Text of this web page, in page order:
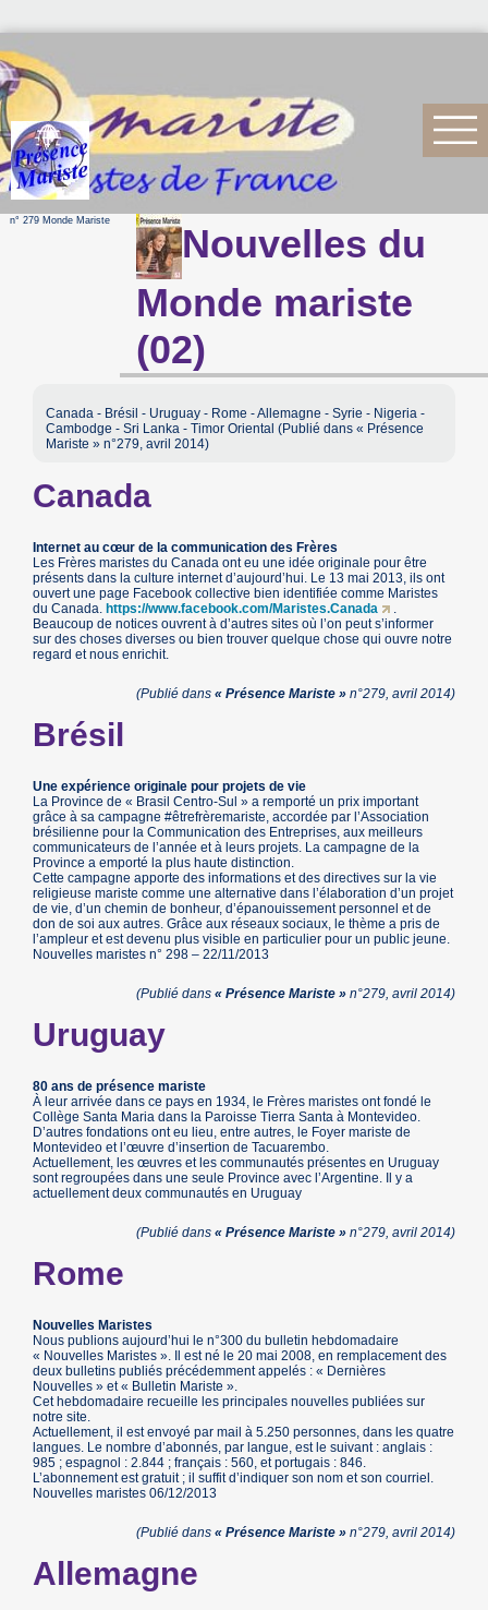
n° 279 Monde Mariste
Nouvelles du
Monde mariste
(02)
Canada - Brésil - Uruguay - Rome - Allemagne - Syrie - Nigeria -
Cambodge - Sri Lanka - Timor Oriental (Publié dans « Présence
Mariste » n°279, avril 2014)
Canada
Internet au cœur de la communication des Frères
Les Frères maristes du Canada ont eu une idée originale pour être
présents dans la culture internet d’aujourd’hui. Le 13 mai 2013, ils ont
ouvert une page Facebook collective bien identifiée comme Maristes
du Canada.https://www.facebook.com/Maristes.Canada
Beaucoup de notices ouvrent à d’autres sites où l’on peut s’informer
sur des choses diverses ou bien trouver quelque chose qui ouvre notre
regard et nous enrichit.
(Publié dans « Présence Mariste »n°279, avril 2014)
Brésil
Une expérience originale pour projets de vie
La Province de « Brasil Centro-Sul » a remporté un prix important
grâce à sa campagne #êtrefrèremariste, accordée par l’Association
brésilienne pour la Communication des Entreprises, aux meilleurs
communicateurs de l’année et à leurs projets. La campagne de la
Province a emporté la plus haute distinction.
Cette campagne apporte des informations et des directives sur la vie
religieuse mariste comme une alternative dans l’élaboration d’un projet
de vie, d’un chemin de bonheur, d’épanouissement personnel et de
don de soi aux autres. Grâce aux réseaux sociaux, le thème a pris de
l’ampleur et est devenu plus visible en particulier pour un public jeune.
Nouvelles maristes n° 298 – 22/11/2013
(Publié dans « Présence Mariste »n°279, avril 2014)
Uruguay
80 ans de présence mariste
À leur arrivée dans ce pays en 1934, le Frères maristes ont fondé le
Collège Santa Maria dans la Paroisse Tierra Santa à Montevideo.
D’autres fondations ont eu lieu, entre autres, le Foyer mariste de
Montevideo et l’œuvre d’insertion de Tacuarembo.
Actuellement, les œuvres et les communautés présentes en Uruguay
sont regroupées dans une seule Province avec l’Argentine. Il y a
actuellement deux communautés en Uruguay
(Publié dans « Présence Mariste »n°279, avril 2014)
Rome
Nouvelles Maristes
Nous publions aujourd’hui le n°300 du bulletin hebdomadaire
« Nouvelles Maristes ». Il est né le 20 mai 2008, en remplacement des
deux bulletins publiés précédemment appelés : « Dernières
Nouvelles » et « Bulletin Mariste ».
Cet hebdomadaire recueille les principales nouvelles publiées sur
notre site.
Actuellement, il est envoyé par mail à 5.250 personnes, dans les quatre
langues. Le nombre d’abonnés, par langue, est le suivant : anglais :
985 ; espagnol : 2.844 ; français : 560, et portugais : 846.
L’abonnement est gratuit ; il suffit d’indiquer son nom et son courriel.
Nouvelles maristes 06/12/2013
(Publié dans « Présence Mariste »n°279, avril 2014)
Allemagne